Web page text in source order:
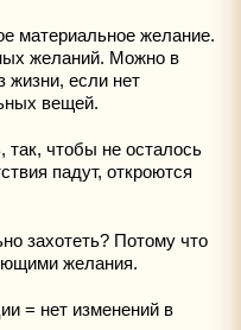
материальное желание.
желаний. Можно в
жизни, если нет
вещей.
так, чтобы не осталось
падут, откроются
захотеть? Потому что
желания.
= нет изменений в